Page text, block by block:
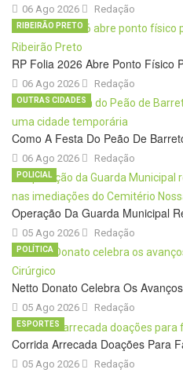
06 Ago 2026 Redação
RP Folia 2026 Abre Ponto Físico
06 Ago 2026
RIBEIRÃO PRETO
Redação
Como A Festa Do Peão De
06 Ago 2026
OUTRAS CIDADES
Redação
Operação Da Guarda Municipal
05 Ago 2026
POLICIAL
Redação
Netto Donato Celebra Os
05 Ago 2026
POLÍTICA
Redação
Corrida Arrecada Doações Para
05 Ago 2026
ESPORTES
Redação